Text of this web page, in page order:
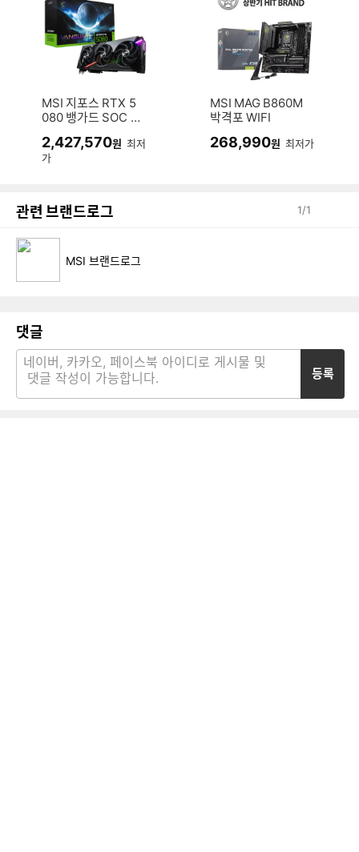
MSI 지포스 RTX 5
080 뱅가드 SOC D
져
2,427,570원 최저
가
MSI MAG B860M
박격포 WIFI
268,990원 최저가
관련 브랜드로그 1/1
MSI 브랜드로그
댓글
등록